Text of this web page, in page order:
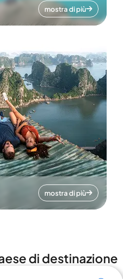
mostra di più
mostra di più
di destinazione